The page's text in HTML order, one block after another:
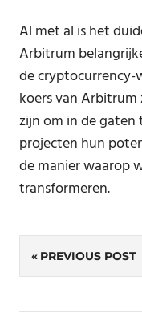
Al met al is het
Arbitrum
de cryptocurrency-
koers van
zijn om in de gaten
projecten hun
de manier waarop
transformeren.
Post
navigation
PREVIOUS POST